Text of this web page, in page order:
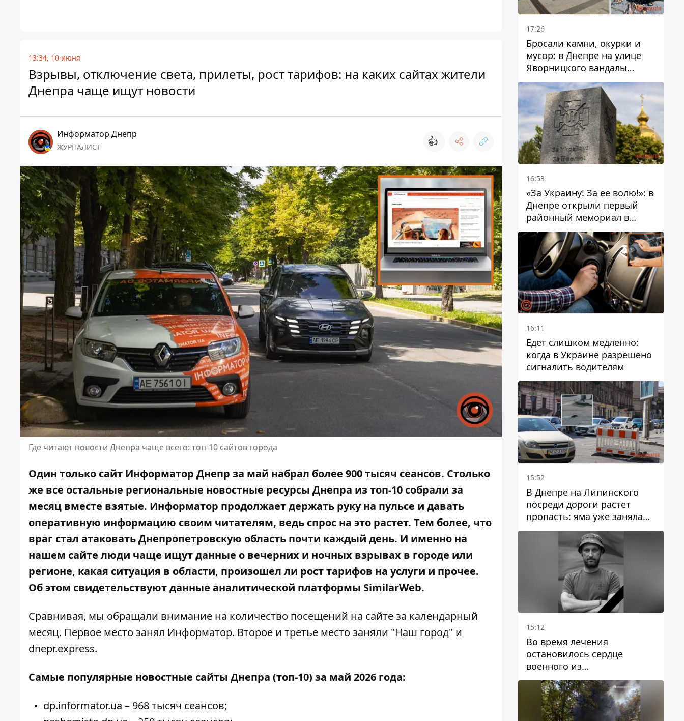
13:34, 10 июня
Взрывы, отключение света, прилеты, рост тарифов: на каких сайтах жители
Днепра чаще ищут новости
Информатор Днепр
ЖУРНАЛИСТ 👍
Где читают новости Днепра чаще всего: топ-10 сайтов города
Один только сайт Информатор Днепр за май набрал более 900 тысяч сеансов. Столько
же все остальные региональные новостные ресурсы Днепра из топ-10 собрали за
месяц вместе взятые. Информатор продолжает держать руку на пульсе и давать
оперативную информацию своим читателям, ведь спрос на это растет. Тем более, что
враг стал атаковать Днепропетровскую область почти каждый день. И именно на
нашем сайте люди чаще ищут данные о вечерних и ночных взрывах в городе или
регионе, какая ситуация в области, произошел ли рост тарифов на услуги и прочее.
Об этом свидетельствуют данные аналитической платформы SimilarWeb.
Сравнивая, мы обращали внимание на количество посещений на сайте за календарный
месяц. Первое место занял Информатор. Второе и третье место заняли "Наш город" и
dnepr.express.
Самые популярные новостные сайты Днепра (топ-10) за май 2026 года:
dp.informator.ua – 968 тысяч сеансов;
17:26
Бросали камни, окурки и
мусор: в Днепре на улице
Яворницкого вандалы
повредили питьевые
фонтаны
16:53
«За Украину! За ее волю!»: в
Днепре открыли первый
районный мемориал в
честь погибших
Защитников
16:11
Едет слишком медленно:
когда в Украине разрешено
сигналить водителям
15:52
В Днепре на Липинского
посреди дороги растет
пропасть: яма уже заняла
полосу движения
15:12
Во время лечения
остановилось сердце
военного из
Днепропетровской области
Ростислава Лупашко